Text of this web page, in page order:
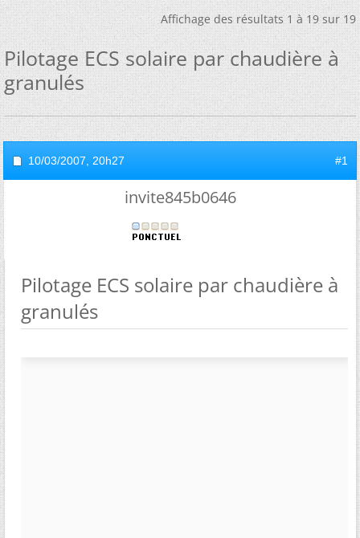
Affichage des résultats 1 à 19 sur 19
Pilotage ECS solaire par chaudière à
granulés
10/03/2007, 20h27 #1
invite845b0646
Pilotage ECS solaire par chaudière à
granulés